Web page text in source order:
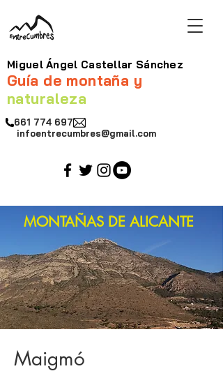
Miguel Ángel Castellar Sánchez
Guía de montaña y
naturaleza
661 774 697
infoentrecumbres@gmail.com
MONTAÑAS DE ALICANTE
Maigmó